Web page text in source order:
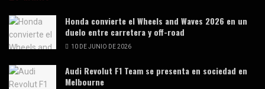
Honda convierte el Wheels and Waves 2026 en un
duelo entre carretera y off-road
10 DE JUNIO DE 2026
Audi Revolut F1 Team se presenta en sociedad en
Melbourne